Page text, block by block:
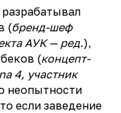
(бренд-шеф
АУК — ред.),
(концепт-
4, участник
неопытности
если заведение